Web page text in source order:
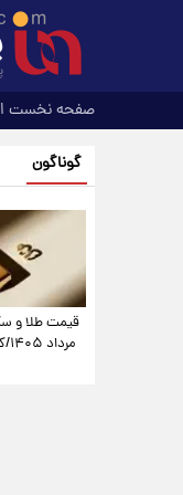
صفحه نخست
گوناگون